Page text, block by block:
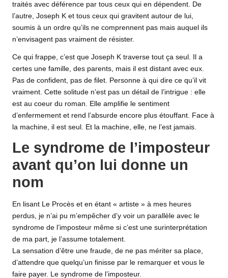
traités avec déférence par tous ceux qui en dépendent. De
l’autre, Joseph K et tous ceux qui gravitent autour de lui,
soumis à un ordre qu’ils ne comprennent pas mais auquel ils
n’envisagent pas vraiment de résister.
Ce qui frappe, c’est que Joseph K traverse tout ça seul. Il a
certes une famille, des parents, mais il est distant avec eux.
Pas de confident, pas de filet. Personne à qui dire ce qu’il vit
vraiment. Cette solitude n’est pas un détail de l’intrigue : elle
est au coeur du roman. Elle amplifie le sentiment
d’enfermement et rend l’absurde encore plus étouffant. Face à
la machine, il est seul. Et la machine, elle, ne l’est jamais.
Le syndrome de l’imposteur
avant qu’on lui donne un
nom
En lisant Le Procès et en étant « artiste » à mes heures
perdus, je n’ai pu m’empêcher d’y voir un parallèle avec le
syndrome de l’imposteur même si c’est une surinterprétation
de ma part, je l’assume totalement.
La sensation d’être une fraude, de ne pas mériter sa place,
d’attendre que quelqu’un finisse par le remarquer et vous le
faire payer. Le syndrome de l’imposteur.